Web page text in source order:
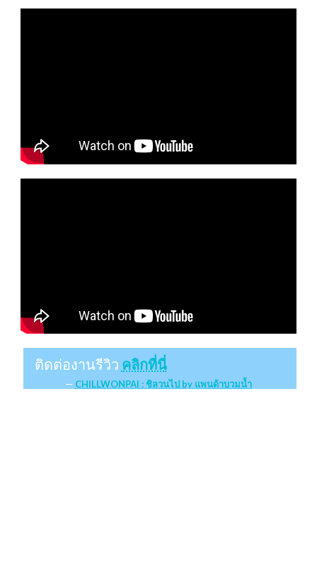
ติดต่องานรีวิว คลิกที่นี่
CHILLWONPAI : ชิลวนไป by แพนด้าบวมน้ำ